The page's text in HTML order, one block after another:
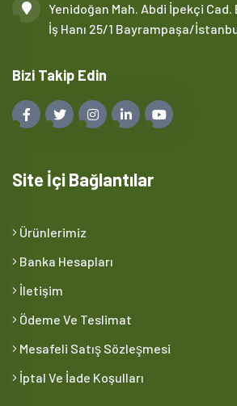
Yenidoğan Mah. Abdi İpekçi
İş Hanı 25/1 Bayrampaşa/
Bizi Takip Edin
Site İçi Bağlantılar
Ürünlerimiz
Banka Hesapları
İletişim
Ödeme Ve Teslimat
Mesafeli Satış Sözleşmesi
İptal Ve İade Koşulları